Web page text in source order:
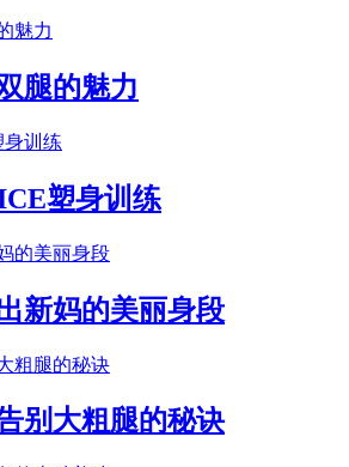
腿的魅力
塑身训练
新妈的美丽身段
别大粗腿的秘诀